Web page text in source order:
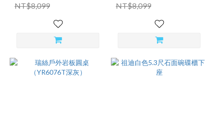
NT$8,099
NT$8,099